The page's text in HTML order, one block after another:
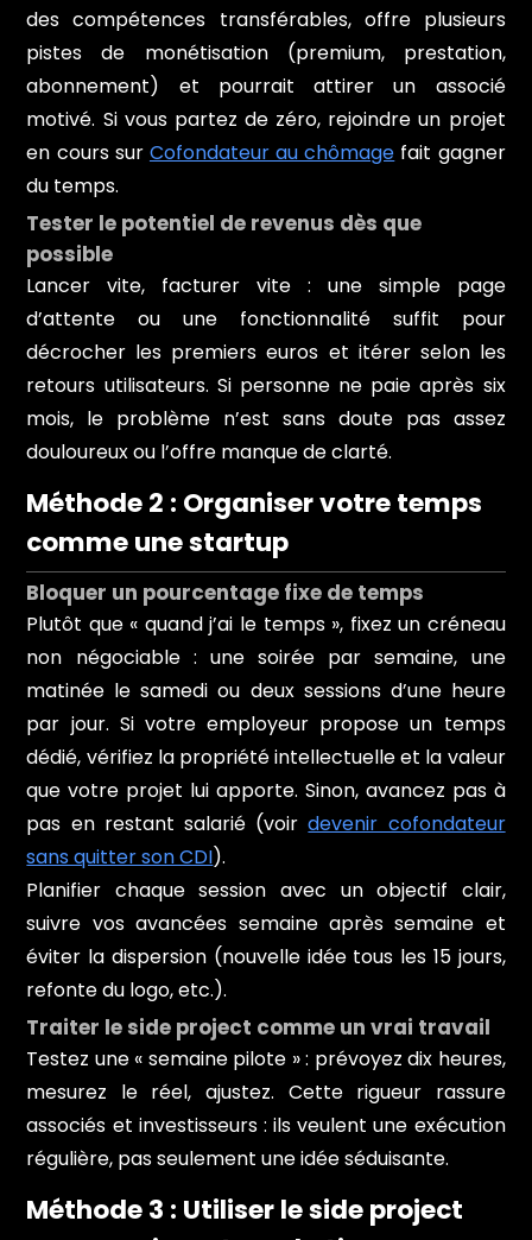
des compétences transférables, offre plusieurs
pistes de monétisation (premium, prestation,
abonnement) et pourrait attirer un associé
motivé. Si vous partez de zéro, rejoindre un projet
en cours sur Cofondateur au chômage fait gagner
du temps.
Tester le potentiel de revenus dès que
possible
Lancer vite, facturer vite : une simple page
d’attente ou une fonctionnalité suffit pour
décrocher les premiers euros et itérer selon les
retours utilisateurs. Si personne ne paie après six
mois, le problème n’est sans doute pas assez
douloureux ou l’offre manque de clarté.
Méthode 2 : Organiser votre temps
comme une startup
Bloquer un pourcentage fixe de temps
Plutôt que « quand j’ai le temps », fixez un créneau
non négociable : une soirée par semaine, une
matinée le samedi ou deux sessions d’une heure
par jour. Si votre employeur propose un temps
dédié, vérifiez la propriété intellectuelle et la valeur
que votre projet lui apporte. Sinon, avancez pas à
pas en restant salarié (voirdevenir cofondateur
sans quitter son CDI).
Planifier chaque session avec un objectif clair,
suivre vos avancées semaine après semaine et
éviter la dispersion (nouvelle idée tous les 15 jours,
refonte du logo, etc.).
Traiter le side project comme un vrai travail
Testez une « semaine pilote » : prévoyez dix heures,
mesurez le réel, ajustez. Cette rigueur rassure
associés et investisseurs : ils veulent une exécution
régulière, pas seulement une idée séduisante.
Méthode 3 : Utiliser le side project